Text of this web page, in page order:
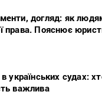
догляд: як
права. Пояснює
в українських судах:
важлива